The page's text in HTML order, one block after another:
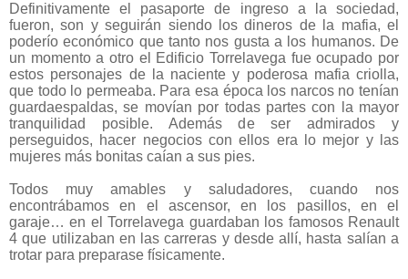
Definitivamente el pasaporte de ingreso a la sociedad,
fueron, son y seguirán siendo los dineros de la mafia, el
poderío económico que tanto nos gusta a los humanos. De
un momento a otro el Edificio Torrelavega fue ocupado por
estos personajes de la naciente y poderosa mafia criolla,
que todo lo permeaba. Para esa época los narcos no tenían
guardaespaldas, se movían por todas partes con la mayor
tranquilidad posible. Además de ser admirados y
perseguidos, hacer negocios con ellos era lo mejor y las
mujeres más bonitas caían a sus pies.
Todos muy amables y saludadores, cuando nos
encontrábamos en el ascensor, en los pasillos, en el
garaje… en el Torrelavega guardaban los famosos Renault
4 que utilizaban en las carreras y desde allí, hasta salían a
trotar para preparase físicamente.